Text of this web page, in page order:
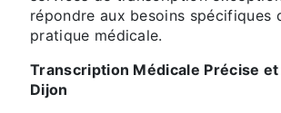
répondre aux besoins spécifiques
pratique médicale.
Transcription Médicale Précise et
Dijon